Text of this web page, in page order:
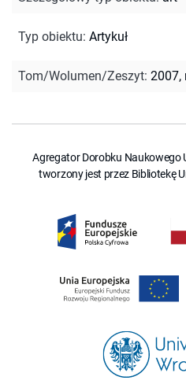
Typ obiektu: Artykuł
Tom/Wolumen/Zeszyt: 2007,
Agregator Dorobku Naukowego
tworzony jest przez Bibliotekę